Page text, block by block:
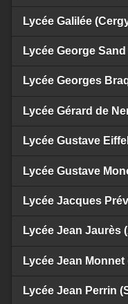
Lycée Galilée
Lycée George
Lycée Georges
Lycée Gérard de
Lycée Gustave
Lycée Gustave
Lycée Jacques
Lycée Jean Jaurès
Lycée Jean
Lycée Jean Perrin